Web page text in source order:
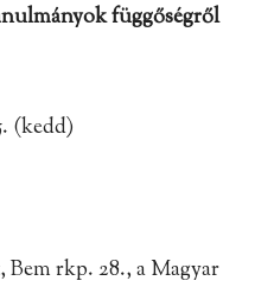
függőségről
rkp. 28., a Magyar